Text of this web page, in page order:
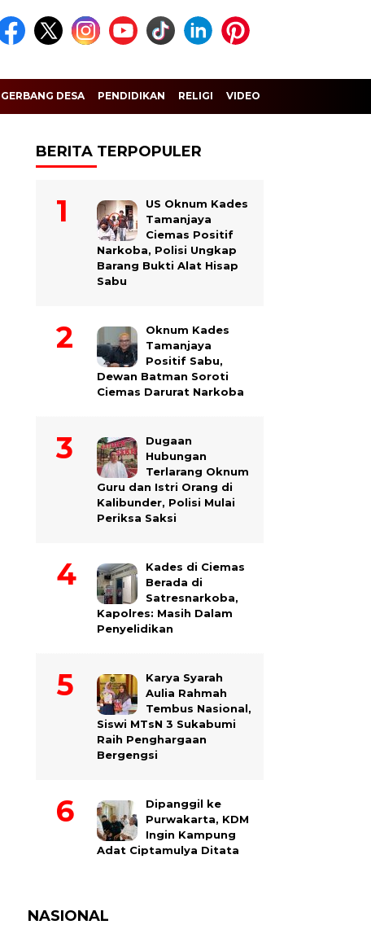
GERBANG DESA PENDIDIKAN RELIGI VIDEO
BERITA TERPOPULER
US Oknum Kades
Tamanjaya
Ciemas Positif
Narkoba, Polisi Ungkap
Barang Bukti Alat Hisap
Sabu
Oknum Kades
Tamanjaya
Positif Sabu,
Dewan Batman Soroti
Ciemas Darurat Narkoba
Dugaan
Hubungan
Terlarang Oknum
Guru dan Istri Orang di
Kalibunder, Polisi Mulai
Periksa Saksi
Kades di Ciemas
Berada di
Satresnarkoba,
Kapolres: Masih Dalam
Penyelidikan
Karya Syarah
Aulia Rahmah
Tembus Nasional,
Siswi MTsN 3 Sukabumi
Raih Penghargaan
Bergengsi
Dipanggil ke
Purwakarta, KDM
Ingin Kampung
Adat Ciptamulya Ditata
NASIONAL